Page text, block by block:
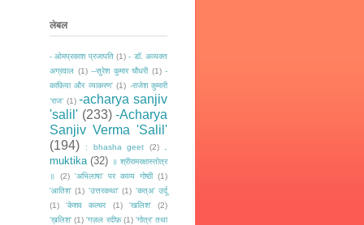
लेबल
- ओमप्रकाश प्रजापति (1) - डॉ. अव्यक्त
अग्रवाल (1) --सुरेश कुमार चौधरी (1) -
काफ़िया और व्याकरण' (1) -राजेश कुमारी
‘राज‘ (1) -acharya sanjiv
'salil' (233) -Acharya
Sanjiv Verma 'Salil'
(194)
: bhasha geet (2)
muktika (32)
॥ श्रीरामरक्षास्तोत्र
॥
(2) 'अभिलाषा' पर काव्य गोष्ठी (1)
'आतिश' (1) 'उत्तरकथा' (1) 'कत्अ' उर्दू
(1)
'केशव कल्चर (1) 'खलिश'
(2)
’ख़लिश' (1) 'गज़ल रदीफ़ (1) 'गोत्र' तथा